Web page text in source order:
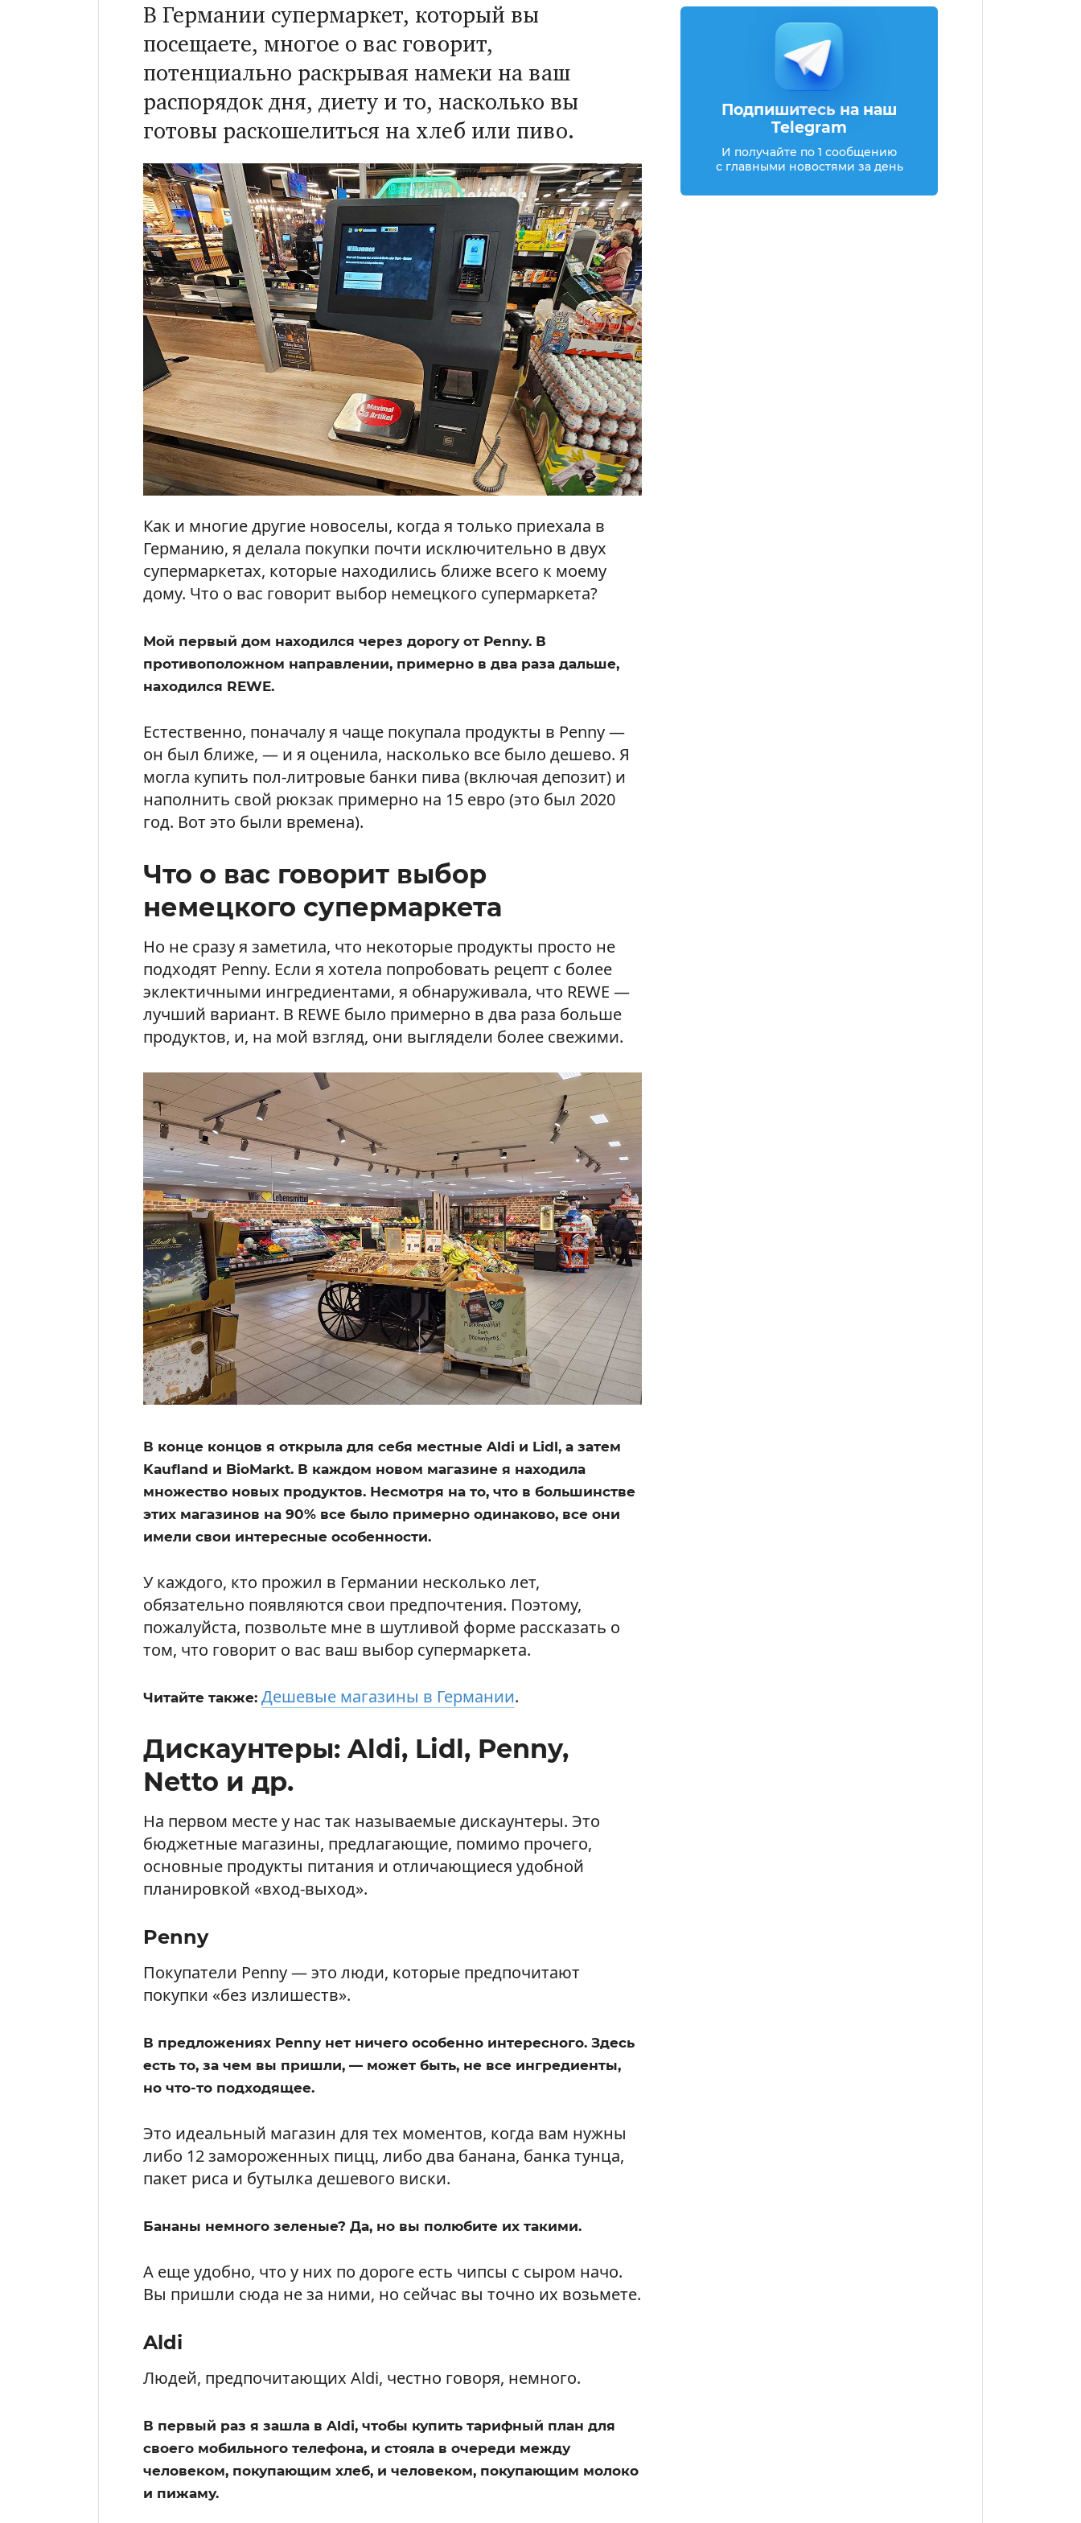
В Германии супермаркет, который вы
посещаете, многое о вас говорит,
потенциально раскрывая намеки на ваш
распорядок дня, диету и то, насколько вы
готовы раскошелиться на хлеб или пиво.
Как и многие другие новоселы, когда я только приехала в
Германию, я делала покупки почти исключительно в двух
супермаркетах, которые находились ближе всего к моему
дому. Что о вас говорит выбор немецкого супермаркета?
Мой первый дом находился через дорогу от Penny. В
противоположном направлении, примерно в два раза дальше,
находился REWE.
Естественно, поначалу я чаще покупала продукты в Penny —
он был ближе, — и я оценила, насколько все было дешево. Я
могла купить пол-литровые банки пива (включая депозит) и
наполнить свой рюкзак примерно на 15 евро (это был 2020
год. Вот это были времена).
Что о вас говорит выбор
немецкого супермаркета
Но не сразу я заметила, что некоторые продукты просто не
подходят Penny. Если я хотела попробовать рецепт с более
эклектичными ингредиентами, я обнаруживала, что REWE —
лучший вариант. В REWE было примерно в два раза больше
продуктов, и, на мой взгляд, они выглядели более свежими.
В конце концов я открыла для себя местные Aldi и Lidl, а затем
Kaufland и BioMarkt. В каждом новом магазине я находила
множество новых продуктов. Несмотря на то, что в большинстве
этих магазинов на 90% все было примерно одинаково, все они
имели свои интересные особенности.
У каждого, кто прожил в Германии несколько лет,
обязательно появляются свои предпочтения. Поэтому,
пожалуйста, позвольте мне в шутливой форме рассказать о
том, что говорит о вас ваш выбор супермаркета.
Читайте также: Дешевые магазины в Германии.
Дискаунтеры: Aldi, Lidl, Penny,
Netto и др.
На первом месте у нас так называемые дискаунтеры. Это
бюджетные магазины, предлагающие, помимо прочего,
основные продукты питания и отличающиеся удобной
планировкой «вход-выход».
Penny
Покупатели Penny — это люди, которые предпочитают
покупки «без излишеств».
В предложениях Penny нет ничего особенно интересного. Здесь
есть то, за чем вы пришли, — может быть, не все ингредиенты,
но что-то подходящее.
Это идеальный магазин для тех моментов, когда вам нужны
либо 12 замороженных пицц, либо два банана, банка тунца,
пакет риса и бутылка дешевого виски.
Бананы немного зеленые? Да, но вы полюбите их такими.
А еще удобно, что у них по дороге есть чипсы с сыром начо.
Вы пришли сюда не за ними, но сейчас вы точно их возьмете.
Aldi
Людей, предпочитающих Aldi, честно говоря, немного.
В первый раз я зашла в Aldi, чтобы купить тарифный план для
своего мобильного телефона, и стояла в очереди между
человеком, покупающим хлеб, и человеком, покупающим молоко
и пижаму.
Подпишитесь на наш
Telegram
И получайте по 1 сообщению
с главными новостями за день